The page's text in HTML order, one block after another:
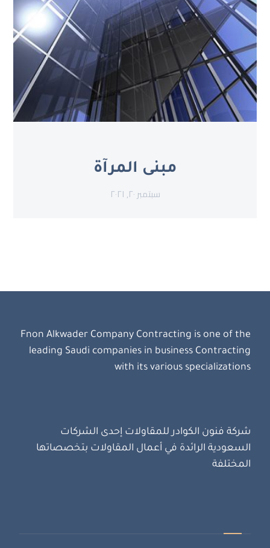
مبنى المرآة
سبتمبر ٢٠, ٢٠٢١
Fnon Alkwader Company Contracting is one of the
leading Saudi companies in business Contracting
with its various specializations
شركة فنون الكوادر للمقاولات إحدى الشركات
السعودية الرائدة في أعمال المقاولات بتخصصاتها
المختلفة